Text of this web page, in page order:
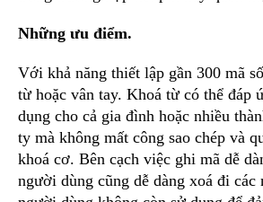
Những ưu điểm.
Với khả năng thiết lập gần 300 mã
từ hoặc vân tay. Khoá từ có thể đáp
dụng cho cả gia đình hoặc nhiều
ty mà không mất công sao chép và
khoá cơ. Bên cạch việc ghi mã dễ
người dùng cũng dễ dàng xoá đi các